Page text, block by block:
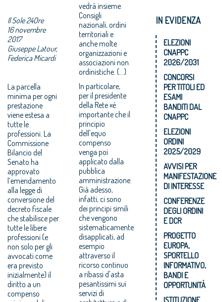
Il Sole 24Ore
16 novembre
2017
Giuseppe Latour,
Federica Micardi
La parcella
minima per ogni
prestazione
viene estesa a
tutte le
professioni. La
Commissione
Bilancio del
Senato ha
approvato
l’emendamento
alla legge di
conversione del
decreto fiscale
che stabilisce per
tutte le libere
professioni (e
non solo per gli
avvocati come
era previsto
inizialmente) il
diritto a un
compenso
vedrà insieme
Consigli
nazionali, ordini
territoriali e
anche molte
organizzazioni e
associazioni non
ordinistiche. (...)
In particolare,
per il presidente
della Rete «è
importante che il
principio
dell'equo
compenso
venga poi
applicato dalla
pubblica
amministrazione.
Già adesso,
infatti, ci sono
dei principi simili
che vengono
sistematicamente
disapplicati, ad
esempio
attraverso il
ricorso continuo
a ribassi d'asta
pesantissimi sui
servizi di
IN EVIDENZA
ELEZIONI
CNAPPC
2026/2031
CONCORSI
PER TITOLI ED
ESAMI
BANDITI DAL
CNAPPC
ELEZIONI
ORDINI
2025/2029
AVVISI PER
MANIFESTAZIONE
DI INTERESSE
CONFERENZE
DEGLI ORDINI
E DCR
PROGETTO
EUROPA,
SPORTELLO
INFORMATIVO,
BANDI E
OPPORTUNITÀ
ISTITUZIONE